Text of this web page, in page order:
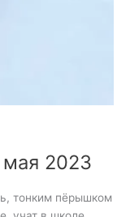
2023
тонким пёрышком